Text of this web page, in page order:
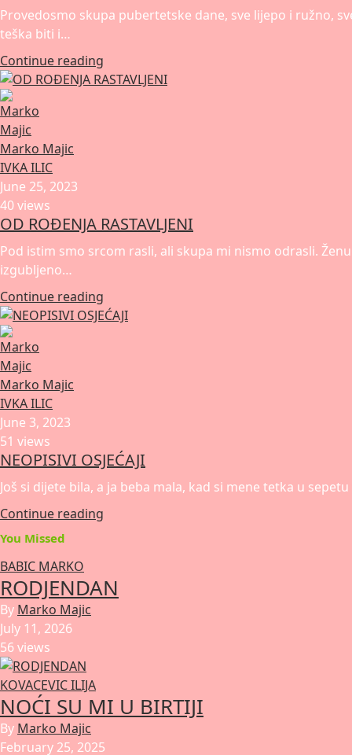
Provedosmo skupa pubertetske dane, sve lijepo i ružno,
teška biti i…
Continue reading
Marko Majic
IVKA ILIC
June 25, 2023
40 views
OD ROÐENJA RASTAVLJENI
Pod istim smo srcom rasli, ali skupa mi nismo odrasli.
izgubljeno…
Continue reading
Marko Majic
IVKA ILIC
June 3, 2023
51 views
NEOPISIVI OSJEĆAJI
Još si dijete bila, a ja beba mala, kad si mene tetka u
Continue reading
You Missed
BABIC MARKO
RODJENDAN
By Marko Majic
July 11, 2026
56 views
KOVACEVIC ILIJA
NOĆI SU MI U BIRTIJI
By Marko Majic
February 25, 2025